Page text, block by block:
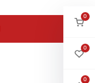
0
0
0